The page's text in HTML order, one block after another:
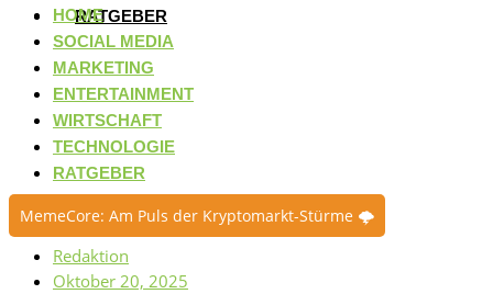
RATGEBER
HOME
SOCIAL MEDIA
MARKETING
ENTERTAINMENT
WIRTSCHAFT
TECHNOLOGIE
RATGEBER
MemeCore: Am Puls der Kryptomarkt-Stürme 🌩️
Redaktion
Oktober 20, 2025